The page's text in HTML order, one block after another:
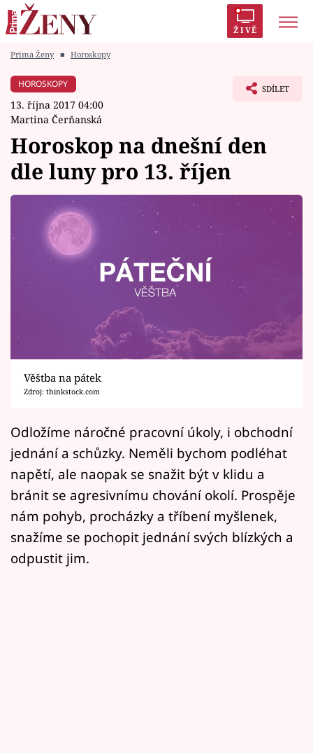
ŽIVĚ
Módní alarm
Témata
Celebrity
Vztahy
Seriály
Horoskopy
Sledujte prima+
Filmový festival Karlovy Vary
Mámy sobě
Přihlášení
Sledujte nás
Prima Ženy ■ Horoskopy
HOROSKOPY
13. října 2017 04:00
Martina Čerňanská
SDÍLET
Horoskop na dnešní den
dle luny pro 13. říjen
Věštba na pátek
Zdroj: thinkstock.com
Odložíme náročné pracovní úkoly, i obchodní
jednání a schůzky. Neměli bychom podléhat
napětí, ale naopak se snažit být v klidu a
bránit se agresivnímu chování okolí. Prospěje
nám pohyb, procházky a tříbení myšlenek,
snažíme se pochopit jednání svých blízkých a
odpustit jim.